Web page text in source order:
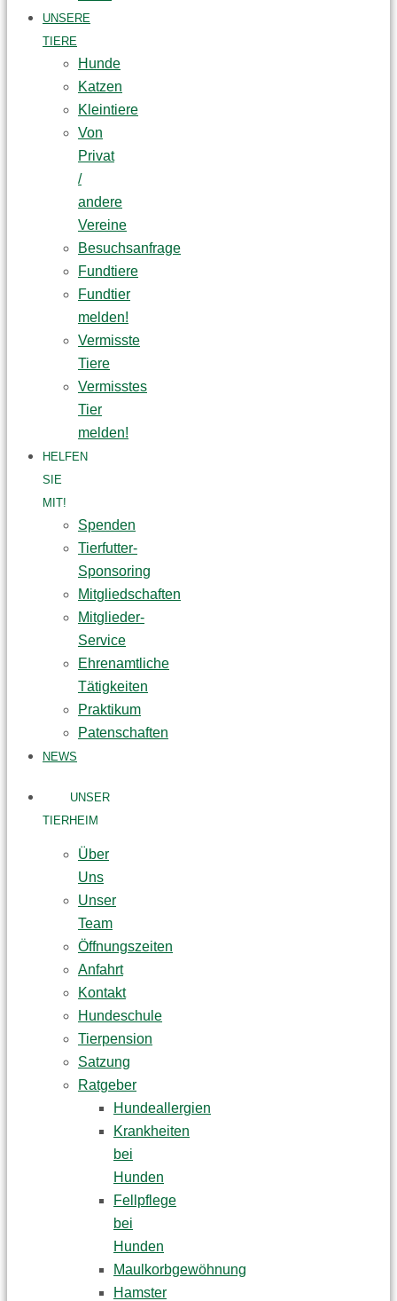
UNSERE
TIERE
Hunde
Katzen
Kleintiere
Von
Privat
/
andere
Vereine
Besuchsanfrage
Fundtiere
Fundtier
melden!
Vermisste
Tiere
Vermisstes
Tier
melden!
HELFEN
SIE
MIT!
Spenden
Tierfutter-
Sponsoring
Mitgliedschaften
Mitglieder-
Service
Ehrenamtliche
Tätigkeiten
Praktikum
Patenschaften
NEWS
UNSER
TIERHEIM
Über
Uns
Unser
Team
Öffnungszeiten
Anfahrt
Kontakt
Hundeschule
Tierpension
Satzung
Ratgeber
Hundeallergien
Krankheiten
bei
Hunden
Fellpflege
bei
Hunden
Maulkorbgewöhnung
Hamster